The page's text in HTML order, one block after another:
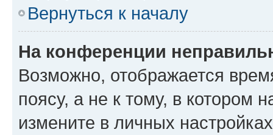
Вернуться к началу
На конференции
Возможно, отображается
поясу, а не к тому, в котором
измените в личных